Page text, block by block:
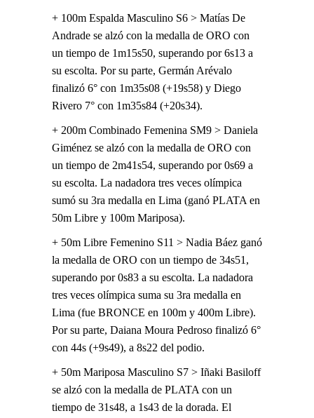
+ 100m Espalda Masculino S6 > Matías De
Andrade se alzó con la medalla de ORO con
un tiempo de 1m15s50, superando por 6s13 a
su escolta. Por su parte, Germán Arévalo
finalizó 6° con 1m35s08 (+19s58) y Diego
Rivero 7° con 1m35s84 (+20s34).
+ 200m Combinado Femenina SM9 > Daniela
Giménez se alzó con la medalla de ORO con
un tiempo de 2m41s54, superando por 0s69 a
su escolta. La nadadora tres veces olímpica
sumó su 3ra medalla en Lima (ganó PLATA en
50m Libre y 100m Mariposa).
+ 50m Libre Femenino S11 > Nadia Báez ganó
la medalla de ORO con un tiempo de 34s51,
superando por 0s83 a su escolta. La nadadora
tres veces olímpica suma su 3ra medalla en
Lima (fue BRONCE en 100m y 400m Libre).
Por su parte, Daiana Moura Pedroso finalizó 6°
con 44s (+9s49), a 8s22 del podio.
+ 50m Mariposa Masculino S7 > Iñaki Basiloff
se alzó con la medalla de PLATA con un
tiempo de 31s48, a 1s43 de la dorada. El